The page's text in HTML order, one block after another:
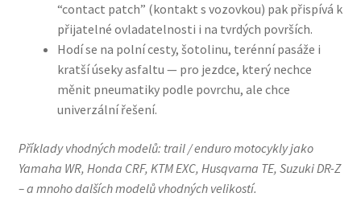
“contact patch” (kontakt s vozovkou) pak přispívá k
přijatelné ovladatelnosti i na tvrdých površích.
Hodí se na polní cesty, šotolinu, terénní pasáže i
kratší úseky asfaltu — pro jezdce, který nechce
měnit pneumatiky podle povrchu, ale chce
univerzální řešení.
Příklady vhodných modelů: trail / enduro motocykly jako
Yamaha WR, Honda CRF, KTM EXC, Husqvarna TE, Suzuki DR-Z
– a mnoho dalších modelů vhodných velikostí.